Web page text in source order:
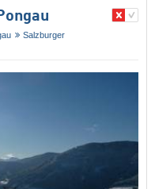
Salzburger